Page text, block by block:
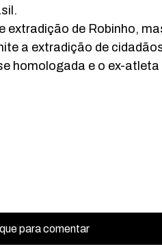
de Robinho,
a extradição de
homologada e o ex-
para comentar